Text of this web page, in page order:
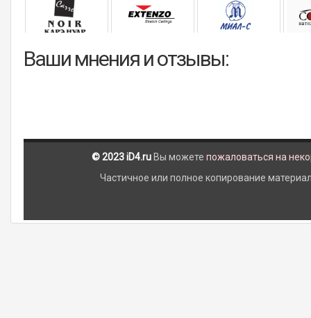
Ваши мнения и отзывы:
© 2023 iD4.ru Вы можете пожаловаться на
Частичное или полное копирование